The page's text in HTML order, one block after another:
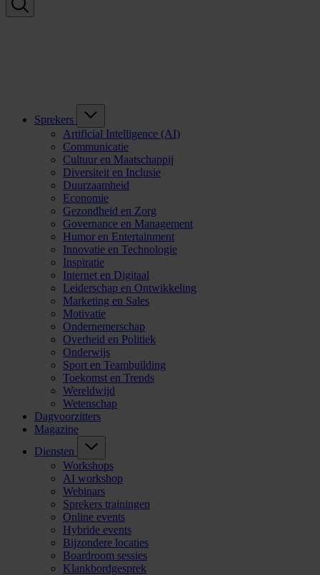
Sprekers
Artificial Intelligence (AI)
Communicatie
Cultuur en Maatschappij
Diversiteit en Inclusie
Duurzaamheid
Economie
Gezondheid en Zorg
Governance en Management
Humor en Entertainment
Innovatie en Technologie
Inspiratie
Internet en Digitaal
Leiderschap en Ontwikkeling
Marketing en Sales
Motivatie
Ondernemerschap
Overheid en Politiek
Onderwijs
Sport en Teambuilding
Toekomst en Trends
Wereldwijd
Wetenschap
Dagvoorzitters
Magazine
Diensten
Workshops
AI workshop
Webinars
Sprekers trainingen
Online events
Hybride events
Bijzondere locaties
Boardroom sessies
Klankbordgesprek